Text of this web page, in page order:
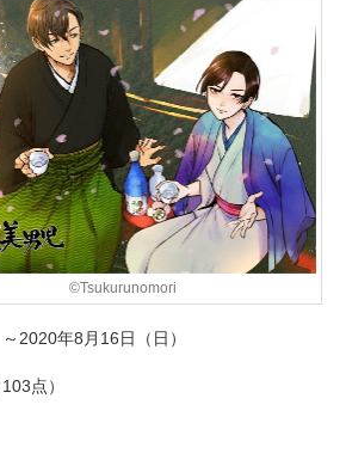
©Tsukurunomori
2020年8月16日（日）
点）